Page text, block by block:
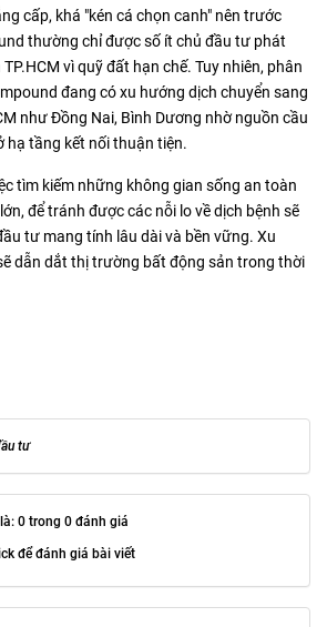
cấp, khá "kén cá chọn canh" nên trước
thường chỉ được số ít chủ đầu tư phát
vì quỹ đất hạn chế. Tuy nhiên, phân
đang có xu hướng dịch chuyển sang
như Đồng Nai, Bình Dương nhờ nguồn cầu
hạ tầng kết nối thuận tiện.
tìm kiếm những không gian sống an toàn
để tránh được các nỗi lo về dịch bệnh sẽ
tư mang tính lâu dài và bền vững. Xu
dẫn dắt thị trường bất động sản trong thời
tư
0 trong 0 đánh giá
để đánh giá bài viết